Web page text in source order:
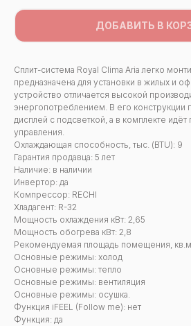
ДОБАВИТЬ В
Сплит-система Royal Clima Aria легко
предназначена для установки в жилых и
устройство отличается высокой
энергопотреблением. В его конструкции
дисплей с подсветкой, а в комплекте идёт
управления.
Охлаждающая способность, тыс. (BTU): 9
Гарантия продавца: 5 лет
Наличие: в наличии
Инвертор: да
Компрессор: RECHI
Хладагент: R-32
Мощность охлаждения кВт: 2,65
Мощность обогрева кВт: 2,8
Рекомендуемая площадь помещения,
Основные режимы: холод
Основные режимы: тепло
Основные режимы: вентиляция
Основные режимы: осушка.
Функция iFEEL (Follow me): нет
Функция: да